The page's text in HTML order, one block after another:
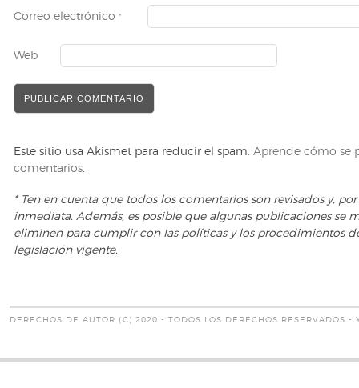
Correo electrónico *
Web
Este sitio usa Akismet para reducir el spam. Aprende cómo se
comentarios.
* Ten en cuenta que todos los comentarios son revisados y,
inmediata. Además, es posible que algunas publicaciones se
eliminen para cumplir con las políticas y los procedimientos
legislación vigente.
DERECHOS DE AUTOR (C) 2020 - TODOS LOS DERECHOS RESERVADOS -